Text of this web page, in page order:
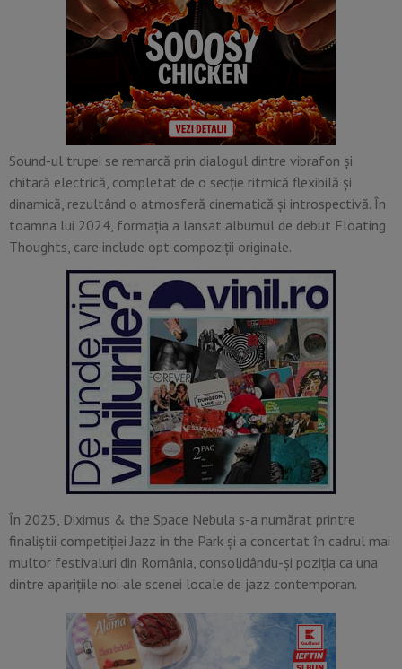
Sound-ul trupei se remarcă prin dialogul dintre vibrafon și
chitară electrică, completat de o secție ritmică flexibilă și
dinamică, rezultând o atmosferă cinematică și introspectivă. În
toamna lui 2024, formația a lansat albumul de debut Floating
Thoughts, care include opt compoziții originale.
În 2025, Diximus & the Space Nebula s-a numărat printre
finaliștii competiției Jazz in the Park și a concertat în cadrul mai
multor festivaluri din România, consolidându-și poziția ca una
dintre aparițiile noi ale scenei locale de jazz contemporan.